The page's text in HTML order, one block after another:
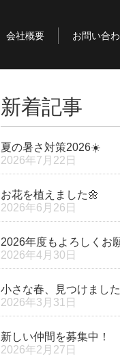
会社概要 お問い合
新着記事
夏の暑さ対策2026☀️
2026年7月22日
お花を植えました🌼
2026年6月26日
2026年度もよろしくお
2026年4月30日
小さな春、見つけまし
2026年3月31日
新しい仲間を募集中！
2026年2月27日